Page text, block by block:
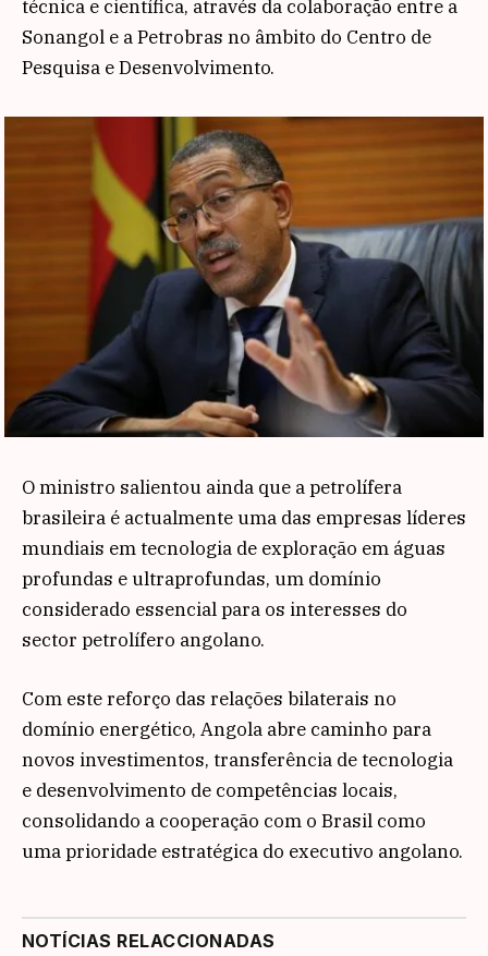
técnica e científica, através da colaboração entre a
Sonangol e a Petrobras no âmbito do Centro de
Pesquisa e Desenvolvimento.
O ministro salientou ainda que a petrolífera
brasileira é actualmente uma das empresas líderes
mundiais em tecnologia de exploração em águas
profundas e ultraprofundas, um domínio
considerado essencial para os interesses do
sector petrolífero angolano.
Com este reforço das relações bilaterais no
domínio energético, Angola abre caminho para
novos investimentos, transferência de tecnologia
e desenvolvimento de competências locais,
consolidando a cooperação com o Brasil como
uma prioridade estratégica do executivo angolano.
NOTÍCIAS RELACCIONADAS